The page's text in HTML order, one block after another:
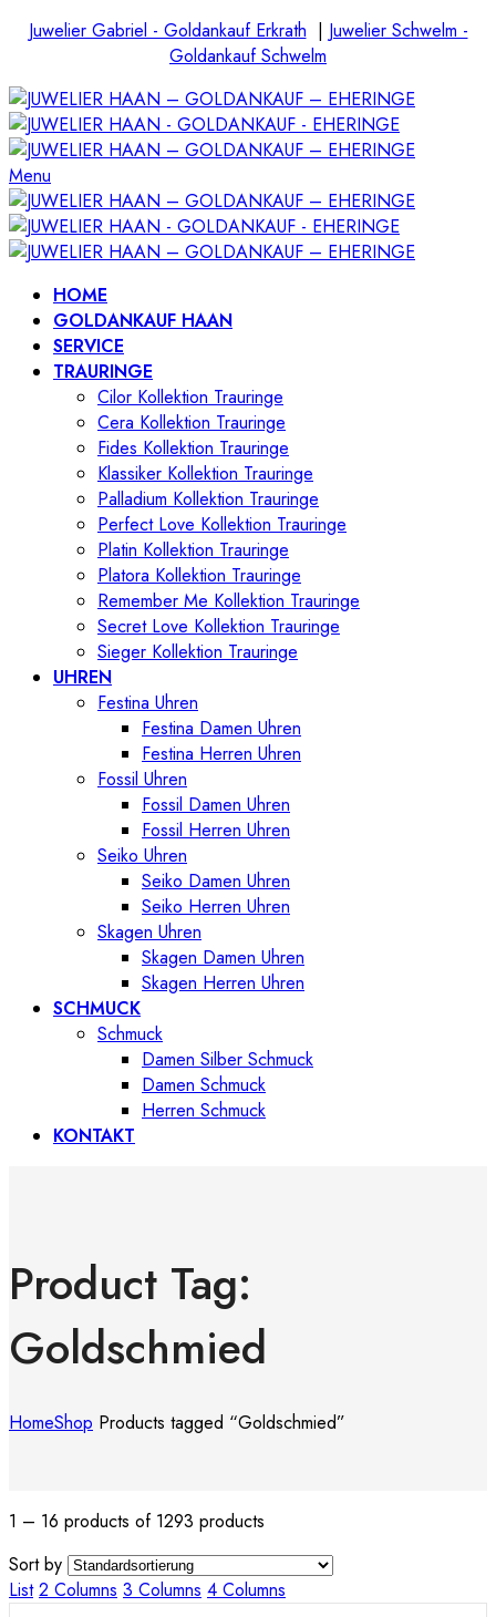
Juwelier Gabriel - Goldankauf Erkrath | Juwelier Schwelm -
Goldankauf Schwelm
Menu
HOME
GOLDANKAUF HAAN
SERVICE
TRAURINGE
Cilor Kollektion Trauringe
Cera Kollektion Trauringe
Fides Kollektion Trauringe
Klassiker Kollektion Trauringe
Palladium Kollektion Trauringe
Perfect Love Kollektion Trauringe
Platin Kollektion Trauringe
Platora Kollektion Trauringe
Remember Me Kollektion Trauringe
Secret Love Kollektion Trauringe
Sieger Kollektion Trauringe
UHREN
Festina Uhren
Festina Damen Uhren
Festina Herren Uhren
Fossil Uhren
Fossil Damen Uhren
Fossil Herren Uhren
Seiko Uhren
Seiko Damen Uhren
Seiko Herren Uhren
Skagen Uhren
Skagen Damen Uhren
Skagen Herren Uhren
SCHMUCK
Schmuck
Damen Silber Schmuck
Damen Schmuck
Herren Schmuck
KONTAKT
Product Tag:
Goldschmied
HomeShop Products tagged “Goldschmied”
1 – 16 products of 1293 products
Sort by
List 2 Columns 3 Columns 4 Columns